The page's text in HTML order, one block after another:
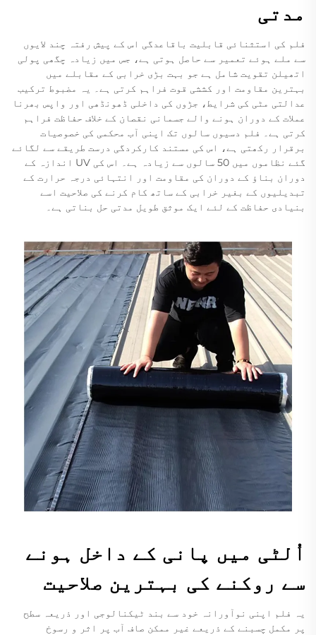
مدتی
فلم کی استثنائی قابلیت باقاعدگی اس کے پیش رفتہ چند لایوں
سے ملے ہوئے تعمیر سے حاصل ہوتی ہے، جس میں زیادہ چگھی پولی
اتھیلن تقویت شامل ہے جو بہت بڑی خرابی کے مقابلے میں
بہترین مقاومت اور کششی قوت فراہم کرتی ہے۔ یہ مضبوط ترکیب
عدالتی مٹی کی شرایط، جڑوں کی داخلی ڈھونڈھی اور واپس بھرنا
عملات کے دوران ہونے والے جسمانی نقصان کے خلاف حفاظت فراہم
کرتی ہے۔ فلم دسیوں سالوں تک اپنی آب محکمی کی خصوصیات
برقرار رکھتی ہے، اس کی مستند کارکردگی درست طریقے سے لگائے
گئے نظاموں میں 50 سالوں سے زیادہ ہے۔ اس کی UV اندازہ کے
دوران بناؤ کے دوران کی مقاومت اور انتہائی درجہ حرارت کے
تبدیلیوں کے بغير خرابی کے ساتھ کام کرنے کی صلاحیت اسے
بنیادی حفاظت کے لئے ایک موثق طویل مدتی حل بناتی ہے۔
اُلٹی میں پانی کے داخل ہونے
سے روکنے کی بہترین صلاحیت
یہ فلم اپنی نوآورانہ خود سے بند ٹیکنالوجی اور ذریعہ سطح
پر مکمل چسبنے کے ذریعے غیر ممکن صاف آب پر اثر و رسوخ